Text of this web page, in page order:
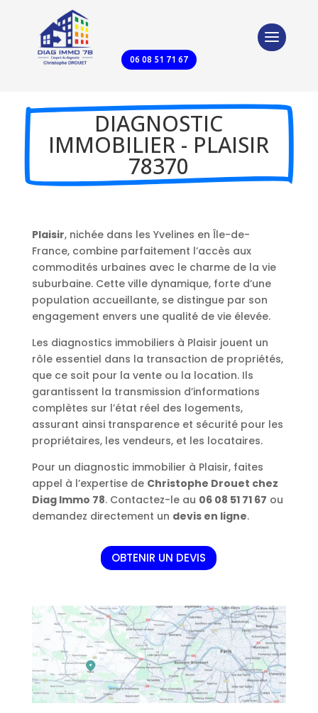
06 08 51 71 67
DIAGNOSTIC
IMMOBILIER - PLAISIR
78370
Plaisir, nichée dans les Yvelines en Île-de-
France, combine parfaitement l’accès aux
commodités urbaines avec le charme de la vie
suburbaine. Cette ville dynamique, forte d’une
population accueillante, se distingue par son
engagement envers une qualité de vie élevée.
Les diagnostics immobiliers à Plaisir jouent un
rôle essentiel dans la transaction de propriétés,
que ce soit pour la vente ou la location. Ils
garantissent la transmission d’informations
complètes sur l’état réel des logements,
assurant ainsi transparence et sécurité pour les
propriétaires, les vendeurs, et les locataires.
Pour un diagnostic immobilier à Plaisir, faites
appel à l’expertise de Christophe Drouet chez
Diag Immo 78. Contactez-le au 06 08 51 71 67 ou
demandez directement un devis en ligne.
OBTENIR UN DEVIS